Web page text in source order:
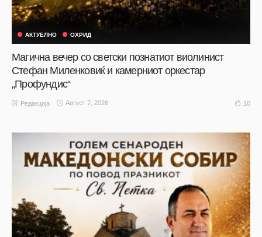
АКТУЕЛНО ОХРИД
Магична вечер со светски познатиот виолинист
Стефан Миленковиќ и камерниот оркестар
„Профундис“
Редакција Август 7, 2026 10